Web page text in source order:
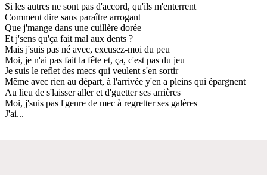
Si les autres ne sont pas d'accord, qu'ils m'enterrent
Comment dire sans paraître arrogant
Que j'mange dans une cuillère dorée
Et j'sens qu'ça fait mal aux dents ?
Mais j'suis pas né avec, excusez-moi du peu
Moi, je n'ai pas fait la fête et, ça, c'est pas du jeu
Je suis le reflet des mecs qui veulent s'en sortir
Même avec rien au départ, à l'arrivée y'en a pleins qui épargnent
Au lieu de s'laisser aller et d'guetter ses arrières
Moi, j'suis pas l'genre de mec à regretter ses galères
J'ai...